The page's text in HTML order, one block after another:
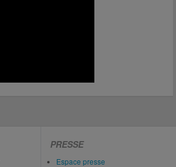
PRESSE
Espace presse